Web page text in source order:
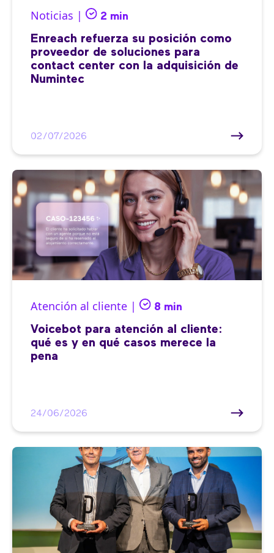
Noticias | 2 min
Enreach refuerza su posición como
proveedor de soluciones para
contact center con la adquisición de
Numintec
02/07/2026
Atención al cliente | 8 min
Voicebot para atención al cliente:
qué es y en qué casos merece la
pena
24/06/2026